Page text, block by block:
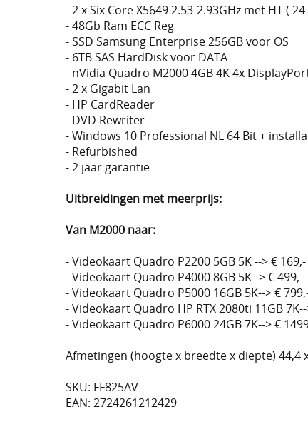
- 2 x Six Core X5649 2.53-2.93GHz met HT (
- 48Gb Ram ECC Reg
- SSD Samsung Enterprise 256GB voor OS
- 6TB SAS HardDisk voor DATA
- nVidia Quadro M2000 4GB 4K 4x
- 2 x Gigabit Lan
- HP CardReader
- DVD Rewriter
- Windows 10 Professional NL 64 Bit +
- Refurbished
- 2 jaar garantie
Uitbreidingen met meerprijs:
Van M2000 naar:
- Videokaart Quadro P2200 5GB 5K --> € 169,-
- Videokaart Quadro P4000 8GB 5K--> € 499,-
- Videokaart Quadro P5000 16GB 5K--> €
- Videokaart Quadro HP RTX 2080ti 11GB
- Videokaart Quadro P6000 24GB 7K--> €
Afmetingen (hoogte x breedte x diepte) 44,4
SKU: FF825AV
EAN: 2724261212429